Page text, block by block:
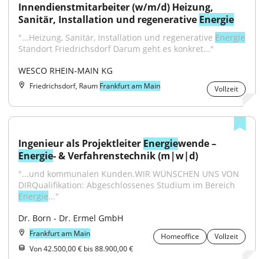
Innendienstmitarbeiter (w/m/d) Heizung,
Sanitär, Installation und regenerative Energie
"...Heizung, Sanitär, Installation und regenerative Energie
Standort Friedrichsdorf Darum geht es konkret..."
WESCO RHEIN-MAIN KG
Friedrichsdorf, Raum Frankfurt am Main Vollzeit
Ingenieur als Projektleiter Energie
Energie- & Verfahrenstechnik (m|w|d)
"...und kommunalen Kunden.WIR WÜNSCHEN UNS VON
Energie..."
Dr. Born - Dr. Ermel GmbH
Frankfurt am Main Homeoffice
Vollzeit
Von 42.500,00 € bis 88.900,00 €